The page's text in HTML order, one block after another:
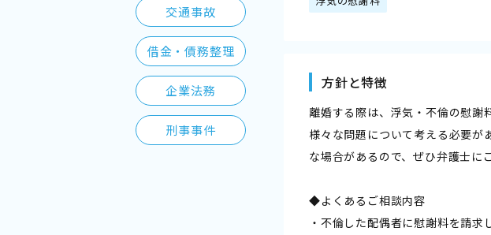
交通事故
借金・債務整理
企業法務
刑事事件
方針と特徴
離婚する際は、浮気・不倫の慰謝
様々な問題について考える必要が
な場合があるので、ぜひ弁護士に
◆よくあるご相談内容
・不倫した配偶者に慰謝料を請求